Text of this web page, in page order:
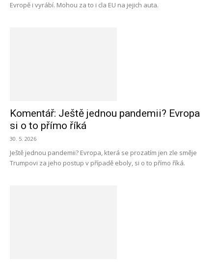
Evropě i vyrábí. Mohou za to i cla EU na jejich auta.
Komentář: Ještě jednou pandemii? Evropa
si o to přímo říká
30. 5. 2026
Ještě jednou pandemii? Evropa, která se prozatím jen zle směje
Trumpovi za jeho postup v případě eboly, si o to přímo říká.